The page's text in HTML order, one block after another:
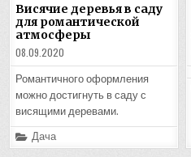
Висячие деревья в саду
для романтической
атмосферы
08.09.2020
Романтичного оформления
можно достигнуть в саду с
висящими деревами.
Posted
in
Дача